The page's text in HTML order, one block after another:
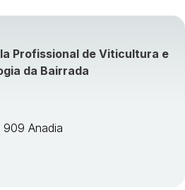
Profissional de Viticultura e
da Bairrada
Anadia